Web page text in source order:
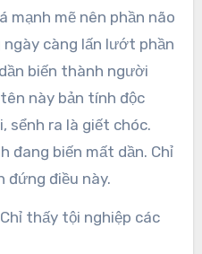
mạnh mẽ nên phần não
càng lấn lướt phần
biến thành người
này bản tính độc
sểnh ra là giết chóc.
đang biến mất dần. Chỉ
đứng điều này.
thấy tội nghiệp các